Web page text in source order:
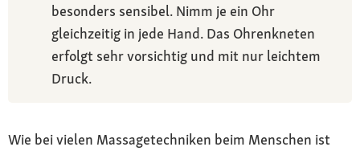
besonders sensibel. Nimm je ein Ohr
gleichzeitig in jede Hand. Das Ohrenkneten
erfolgt sehr vorsichtig und mit nur leichtem
Druck.
Wie bei vielen Massagetechniken beim Menschen ist